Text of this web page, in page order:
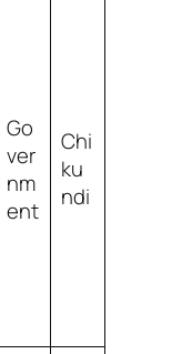
Go
ver
nm
ent
Chi
ku
ndi